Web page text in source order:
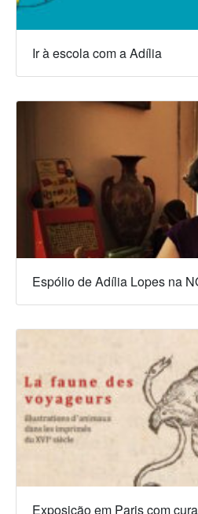
Ir à escola com a Adília
Espólio de Adília Lopes na
Exposição em Paris com